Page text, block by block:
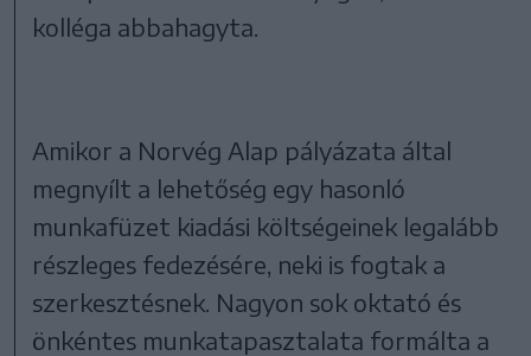
kolléga abbahagyta.
Amikor a Norvég Alap pályázata által
megnyílt a lehetőség egy hasonló
munkafüzet kiadási költségeinek legalább
részleges fedezésére, neki is fogtak a
szerkesztésnek. Nagyon sok oktató és
önkéntes munkatapasztalata formálta a